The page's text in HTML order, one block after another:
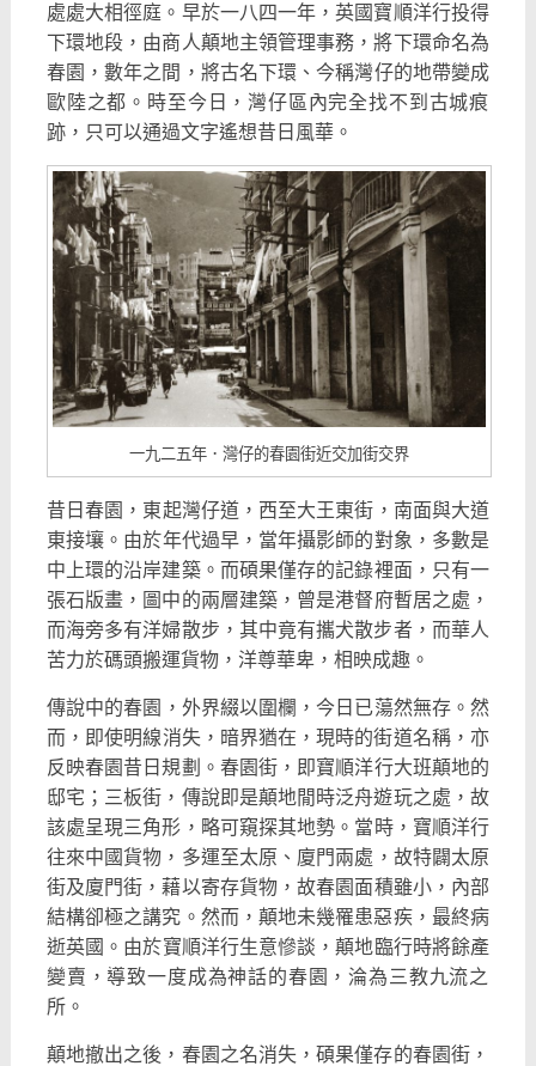
處處大相徑庭。 早於一八四一年，英國寶順洋行投得
下環地段， 由商人顛地主領管理事務，將下環命名為
春園，數年之間， 將古名下環、今稱灣仔的地帶變成
歐陸之都。時至今日， 灣仔區內完全找不到古城痕
跡，只可以通過文字遙想昔日風華。
一九二五年．灣仔的春園街近交加街交界
昔日春園，東起灣仔道，西至大王東街，南面與大道
東接壤。 由於年代過早，當年攝影師的對象，多數是
中上環的沿岸建築。 而碩果僅存的記錄裡面，只有一
張石版畫，圖中的兩層建築， 曾是港督府暫居之處，
而海旁多有洋婦散步，其中竟有攜犬散步者， 而華人
苦力於碼頭搬運貨物，洋尊華卑，相映成趣。
傳說中的春園，外界綴以圍欄，今日已蕩然無存。然
而， 即使明線消失，暗界猶在，現時的街道名稱，亦
反映春園昔日規劃。 春園街，即寶順洋行大班顛地的
邸宅；三板街， 傳說即是顛地閒時泛舟遊玩之處，故
該處呈現三角形， 略可窺探其地勢。當時，寶順洋行
往來中國貨物，多運至太原、 廈門兩處，故特闢太原
街及廈門街，藉以寄存貨物，故春園面積雖小，內部
結構卻極之講究。然而，顛地未幾罹患惡疾， 最終病
逝英國。由於寶順洋行生意慘談，顛地臨行時將餘產
變賣， 導致一度成為神話的春園，淪為三教九流之
所。
顛地撤出之後，春園之名消失，碩果僅存的春園街，